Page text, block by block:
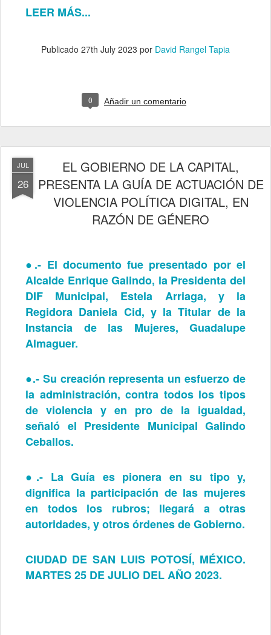
LEER MÁS...
Publicado 27th July 2023 por David Rangel Tapia
0 Añadir un comentario
JUL
26
EL GOBIERNO DE LA CAPITAL,
PRESENTA LA GUÍA DE ACTUACIÓN DE
VIOLENCIA POLÍTICA DIGITAL, EN
RAZÓN DE GÉNERO
●.- El documento fue presentado por el
Alcalde Enrique Galindo, la Presidenta del
DIF Municipal, Estela Arriaga, y la
Regidora Daniela Cid, y la Titular de la
Instancia de las Mujeres, Guadalupe
Almaguer.
●.- Su creación representa un esfuerzo de
la administración, contra todos los tipos
de violencia y en pro de la igualdad,
señaló el Presidente Municipal Galindo
Ceballos.
●.- La Guía es pionera en su tipo y,
dignifica la participación de las mujeres
en todos los rubros; llegará a otras
autoridades, y otros órdenes de Gobierno.
CIUDAD DE SAN LUIS POTOSÍ, MÉXICO.
MARTES 25 DE JULIO DEL AÑO 2023.